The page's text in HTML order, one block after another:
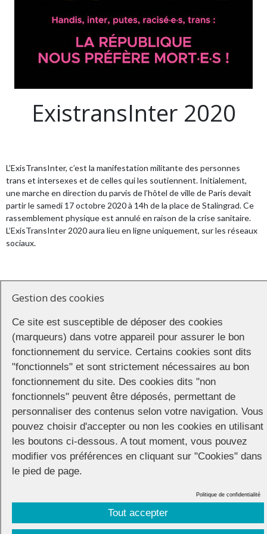
ExistransInter 2020
L’ExisTransInter, c’est la manifestation militante des personnes
trans et intersexes et de celles qui les soutiennent. Initialement,
une marche en direction du parvis de l’hôtel de ville de Paris devait
partir le samedi 17 octobre 2020 à 14h de la place de Stalingrad. Ce
rassemblement physique est annulé en raison de la crise sanitaire.
L’ExisTransInter 2020 aura lieu en ligne uniquement, sur les réseaux
sociaux.
Le Collectif d’organisation a choisi comme mot d’ordre de cette 24e
ExisTransInter :
LA RÉPUBLIQUE NOUS PRÉFÈRE MORT·ES !
« Ce douloureux constat, nous, HandiEs, Inter, Putes, RaciséEs, Trans,
le vivons tous les jours » , indiquent les membres de l’ExistransInter,
en faisant notamment référence à Doona, une jeune étudiante de
Montpellier qui à mis fin à ses jours le 23 septembre (lire
Rassemblement après le suicide de Doona, jeune femme trans : « Ce
que l’on vit, c’est un trauma collectif »).
Gestion des cookies
Ce site est susceptible de déposer des cookies
(marqueurs) dans votre appareil pour assurer le bon
fonctionnement du service. Certains cookies sont dits
"fonctionnels" et sont strictement nécessaires au bon
fonctionnement du site. Des cookies dits "non
fonctionnels" peuvent être déposés, permettant de
personnaliser des contenus selon votre navigation. Vous
pouvez choisir d'accepter ou non les cookies en utilisant
les boutons ci-dessous. A tout moment, vous pouvez
modifier vos préférences en cliquant sur "Cookies" dans
le pied de page.
Tout accepter
Politique de confidentialité